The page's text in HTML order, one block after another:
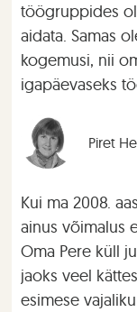
töögruppides
aidata. Samas
kogemusi, nii
igapäevaseks
Piret
Kui ma 2008.
ainus võimalus
Oma Pere küll
jaoks veel
esimese